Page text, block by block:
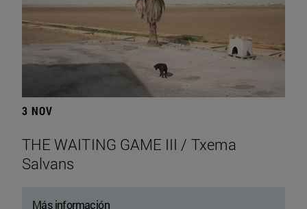
3 NOV
THE WAITING GAME III / Txema
Salvans
Más información